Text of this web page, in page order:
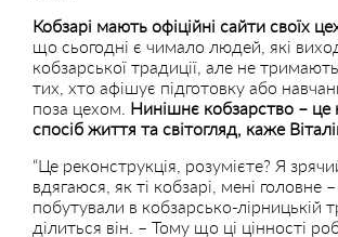
Кобзарі мають офіційні сайти своїх
що сьогодні є чимало людей, які
кобзарської традиції, але не
тих, хто афішує підготовку або
поза цехом. Нинішнє кобзарство – це
спосіб життя та світогляд, каже
“Це реконструкція, розумієте? Я
вдягаюся, як ті кобзарі, мені головне –
побутували в кобзарсько-лірницькій
ділиться він. – Тому що ці цінності